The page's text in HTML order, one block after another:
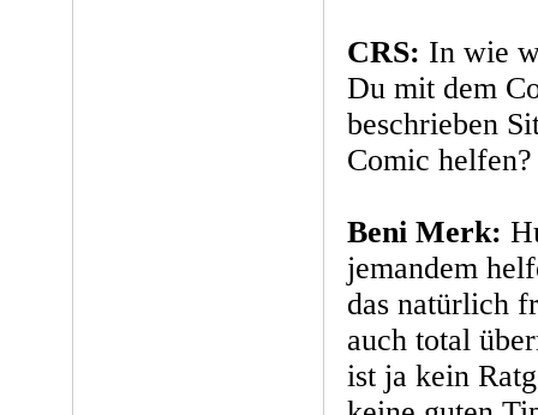
CRS: In wie
Du mit dem
beschrieben
Comic helfen?
Beni Merk:
jemandem
das natürlich
auch total
ist ja kein